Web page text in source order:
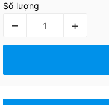
Số lượng
– +